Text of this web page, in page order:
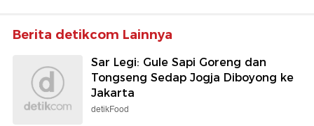
Berita detikcom Lainnya
Sar Legi: Gule Sapi Goreng dan
Tongseng Sedap Jogja Diboyong ke
Jakarta
detikFood